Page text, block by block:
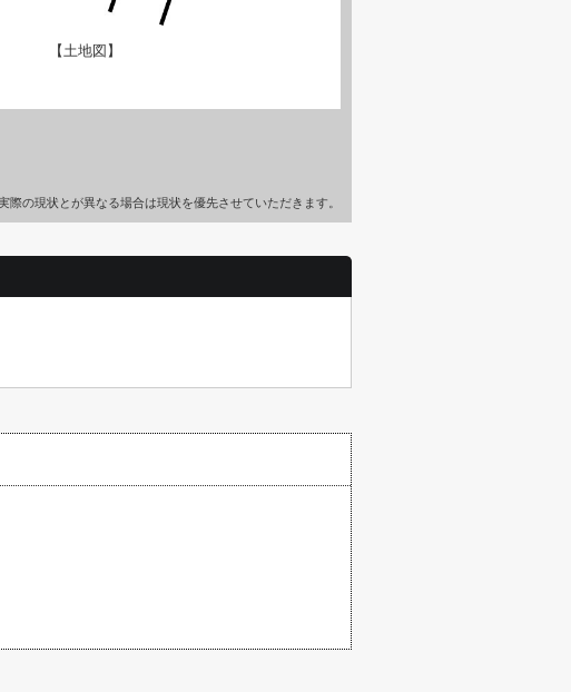
【土地図】
際の現状とが異なる場合は現状を優先させていただきます。